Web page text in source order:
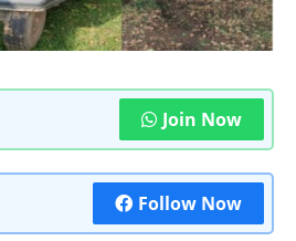
Join Now
Follow Now